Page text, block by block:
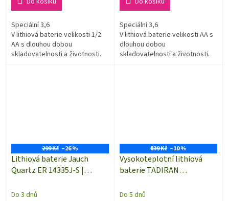
Speciální 3,6
V lithiová baterie velikosti 1/2
AA s dlouhou dobou
skladovatelnosti a životnosti.
Speciální 3,6
V lithiová baterie velikosti AA s
dlouhou dobou
skladovatelnosti a životnosti.
299 Kč –26 %
Lithiová baterie Jauch
Quartz ER 14335J-S |
mAh | 1 kus
Do 3 dnů
839 Kč –10 %
Vysokoteplotní lithiová
baterie TADIRAN
3,6 V | 1800 mAh | -55 až
Do 5 dnů